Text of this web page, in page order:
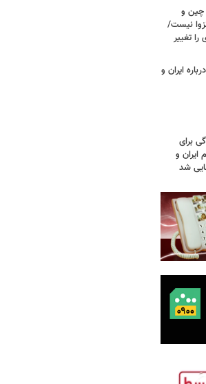
چین و
نیست/
تغییر
ایران و
برای
ایران و
شد